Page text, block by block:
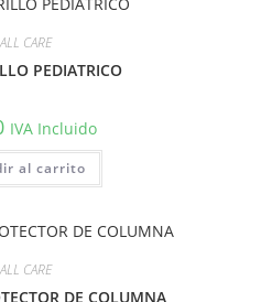
ALL CARE
PEDIATRICO
IVA Incluido
al carrito
ALL CARE
DE COLUMNA